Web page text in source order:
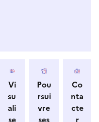
Vi
su
ali
se
Pou
rsui
vre
ses
Co
nta
cte
r